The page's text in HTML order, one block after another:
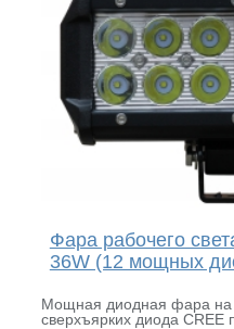
Фара рабочего
36W (12 мощных
Мощная диодная фара на
сверхъярких диода CREE